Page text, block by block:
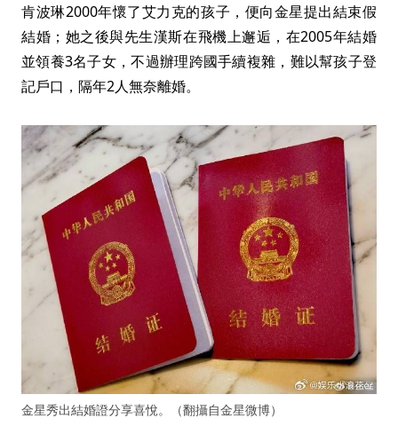
肯波琳2000年懷了艾力克的孩子，便向金星提出結束假
結婚；她之後與先生漢斯在飛機上邂逅，在2005年結婚
並領養3名子女，不過辦理跨國手續複雜，難以幫孩子登
記戶口，隔年2人無奈離婚。
金星秀出結婚證分享喜悅。（翻攝自金星微博）